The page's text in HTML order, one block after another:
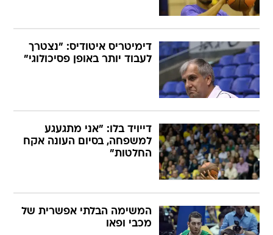
דימיטריס איטודיס: "נצטרך
לעבוד יותר באופן פסיכולוגי"
דייויד בלו: "אני מתגעגע
למשפחה, בסיום העונה אקח
החלטות"
המשימה הבלתי אפשרית של
מכבי ופאו